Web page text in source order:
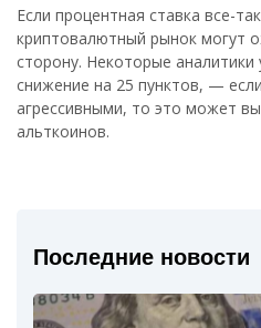
Если процентная ставка все-
криптовалютный рынок могут
сторону. Некоторые
снижение на 25 пунктов, —
агрессивными, то это может
альткоинов.
Последние новости